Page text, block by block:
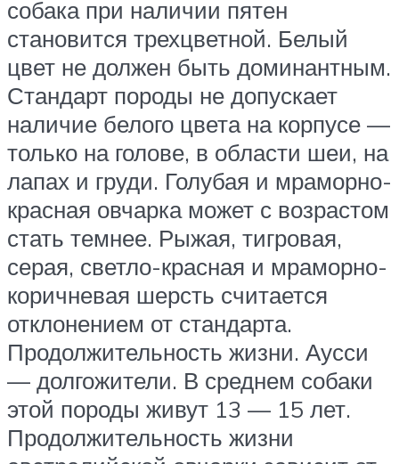
собака при наличии пятен
становится трехцветной. Белый
цвет не должен быть доминантным.
Стандарт породы не допускает
наличие белого цвета на корпусе —
только на голове, в области шеи, на
лапах и груди. Голубая и мраморно-
красная овчарка может с возрастом
стать темнее. Рыжая, тигровая,
серая, светло-красная и мраморно-
коричневая шерсть считается
отклонением от стандарта.
Продолжительность жизни. Аусси
— долгожители. В среднем собаки
этой породы живут 13 — 15 лет.
Продолжительность жизни